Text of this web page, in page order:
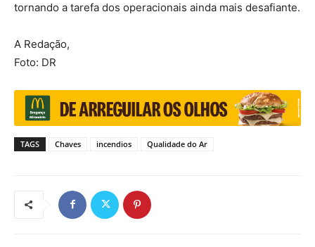
tornando a tarefa dos operacionais ainda mais desafiante.
A Redação,
Foto: DR
TAGS Chaves incendios Qualidade do Ar